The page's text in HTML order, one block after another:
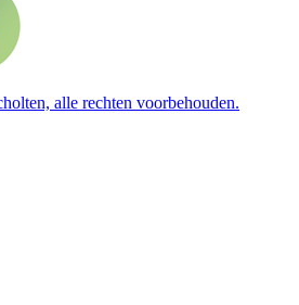
alle rechten voorbehouden.